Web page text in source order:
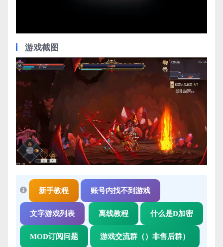
游戏截图
新手教程 账号内找不到游戏
文字游戏列表 离线教程 什么是D加密
MOD订阅问题 游戏交流群（）非售后群）